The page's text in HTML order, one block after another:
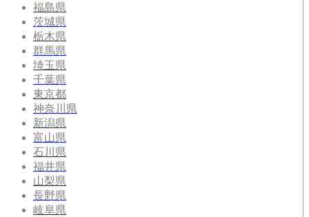
福島県
茨城県
栃木県
群馬県
埼玉県
千葉県
東京都
神奈川県
新潟県
富山県
石川県
福井県
山梨県
長野県
岐阜県